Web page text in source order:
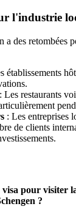
l'industrie
a des retombées
établissements
: Les restaurants
: Les entreprises
de clients
visa pour visiter
?